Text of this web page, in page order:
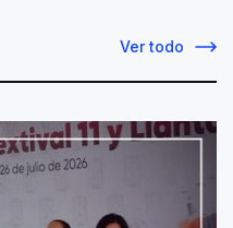
Ver todo